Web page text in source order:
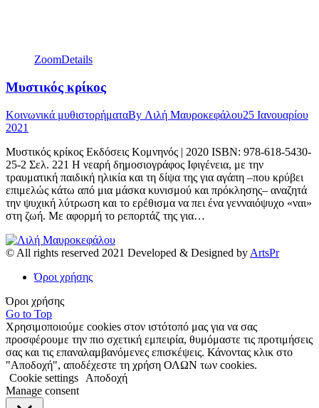
ZoomDetails
Μυστικός κρίκος
Κοινωνικά μυθιστορήματαBy Λιλή Μαυροκεφάλου25 Ιανουαρίου
2021
Μυστικός κρίκος Εκδόσεις Κομνηνός | 2020 ISBN: 978-618-5430-
25-2 Σελ. 221 Η νεαρή δημοσιογράφος Ιφιγένεια, με την
τραυματική παιδική ηλικία και τη δίψα της για αγάπη –που κρύβει
επιμελώς κάτω από μια μάσκα κυνισμού και πρόκλησης– αναζητά
την ψυχική λύτρωση και το ερέθισμα να πει ένα γενναιόψυχο «ναι»
στη ζωή. Με αφορμή το ρεπορτάζ της για…
© All rights reserved 2021 Developed & Designed by ArtsPr
Όροι χρήσης
Όροι χρήσης
Go to Top
Χρησιμοποιούμε cookies στον ιστότοπό μας για να σας
προσφέρουμε την πιο σχετική εμπειρία, θυμόμαστε τις προτιμήσεις
σας και τις επαναλαμβανόμενες επισκέψεις. Κάνοντας κλικ στο
"Αποδοχή", αποδέχεστε τη χρήση ΟΛΩΝ των cookies.
Cookie settings
Αποδοχή
Manage consent